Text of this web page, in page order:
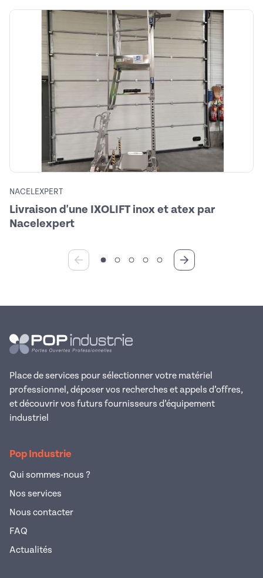
NACELEXPERT
Livraison d'une IXOLIFT inox et atex par
Nacelexpert
Place de services pour sélectionner votre matériel
professionnel, déposer vos recherches et appels d’offres,
et découvrir vos futurs fournisseurs d’équipement
industriel
Pop Industrie
Qui sommes-nous ?
Nos services
Nous contacter
FAQ
Actualités